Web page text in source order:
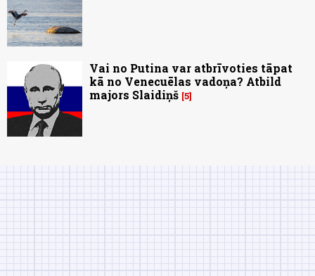
Vai no Putina var atbrīvoties tāpat
kā no Venecuēlas vadoņa? Atbild
majors Slaidiņš 5